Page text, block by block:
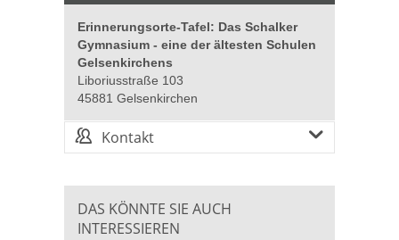
Erinnerungsorte-Tafel: Das Schalker
Gymnasium - eine der ältesten Schulen
Gelsenkirchens
Liboriusstraße 103
45881 Gelsenkirchen
Kontakt
DAS KÖNNTE SIE AUCH
INTERESSIEREN